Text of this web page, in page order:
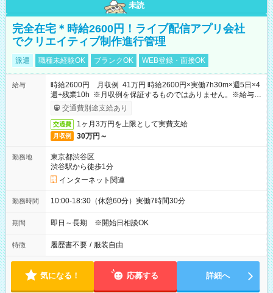
未読
完全在宅＊時給2600円！ライブ配信アプリ会社
でクリエイティブ制作進行管理
派遣 職種未経験OK ブランクOK WEB登録・面接OK
給与
時給2600円 月収例 41万円 時給2600円×実働7h30m×週5日×4
週+残業10h ※月収例を保証するものではありません。※給与即
受取りサービス利用可（利用条件有）
交通費別途支給あり
交通費 1ヶ月3万円を上限として実費支給
月収例 30万円～
勤務地
東京都渋谷区
渋谷駅から徒歩1分
インターネット関連
勤務時間 10:00-18:30（休憩60分）実働7時間30分
期間 即日～長期 ※開始日相談OK
特徴 履歴書不要 / 服装自由
気になる！ 応募する 詳細へ